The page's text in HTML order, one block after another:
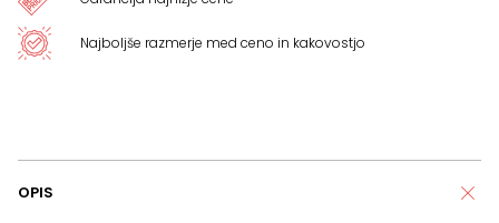
Najboljše razmerje med ceno in kakovostjo
OPIS